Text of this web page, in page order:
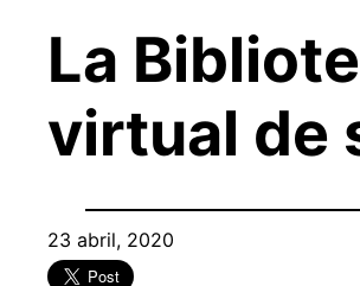
La
virtual de
23 abril, 2020